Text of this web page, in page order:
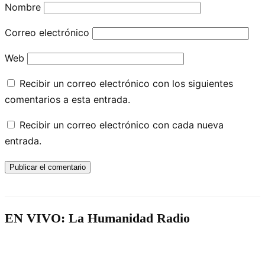
Nombre
Correo electrónico
Web
Recibir un correo electrónico con los siguientes
comentarios a esta entrada.
Recibir un correo electrónico con cada nueva
entrada.
EN VIVO: La Humanidad Radio